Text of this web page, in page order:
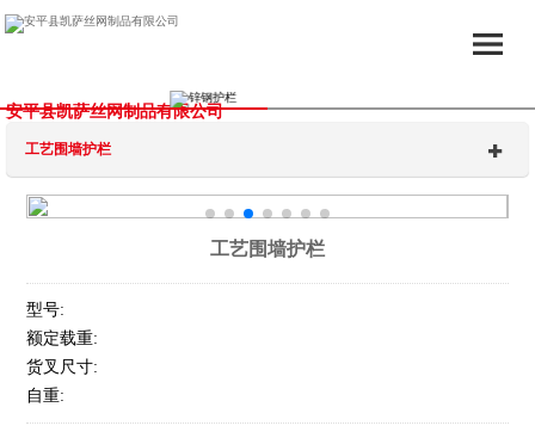
安平县凯萨丝网制品有限公司
工艺围墙护栏
工艺围墙护栏
型号:
额定载重:
货叉尺寸:
自重: